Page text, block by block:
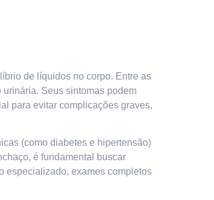
de líquidos no corpo. Entre as
Seus sintomas podem
para evitar complicações graves,
(como diabetes e hipertensão)
é fundamental buscar
especializado, exames completos